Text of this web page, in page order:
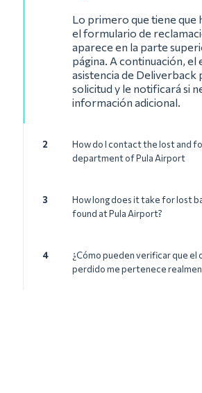
Lo primero que tiene que
el formulario de
aparece en la parte
página. A continuación, el
asistencia de Deliverback
solicitud y le notificará si
información adicional.
2
How do I contact the lost and
department of Pula Airport
3
How long does it take for lost
found at Pula Airport?
4
¿Cómo pueden verificar que el
perdido me pertenece